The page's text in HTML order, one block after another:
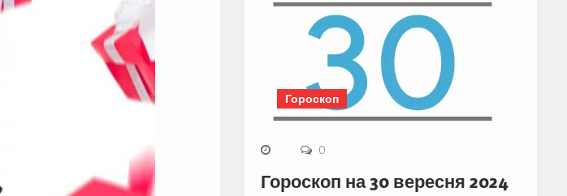
Гороскоп
0
Гороскоп на 30 вересня 2024